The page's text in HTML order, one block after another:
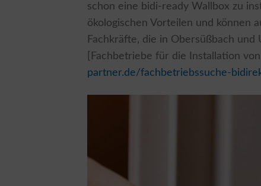
schon eine bidi-ready Wallbox zu
ökologischen Vorteilen und können
Fachkräfte, die in Obersüßbach
[Fachbetriebe für die Installation
partner.de/fachbetriebssuche-